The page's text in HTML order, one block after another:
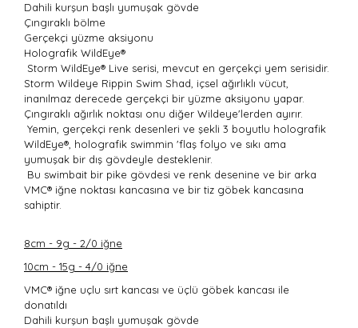
Dahili kurşun başlı yumuşak gövde
Çıngıraklı bölme
Gerçekçi yüzme aksiyonu
Holografik WildEye®
Storm WildEye® Live serisi, mevcut en gerçekçi yem serisidir.
Storm Wildeye Rippin Swim Shad, içsel ağırlıklı vücut,
inanılmaz derecede gerçekçi bir yüzme aksiyonu yapar.
Çıngıraklı ağırlık noktası onu diğer Wildeye'lerden ayırır.
Yemin, gerçekçi renk desenleri ve şekli 3 boyutlu holografik
WildEye®, holografik swimmin 'flaş folyo ve sıkı ama
yumuşak bir dış gövdeyle desteklenir.
Bu swimbait bir pike gövdesi ve renk desenine ve bir arka
VMC® iğne noktası kancasına ve bir tiz göbek kancasına
sahiptir.
8cm - 9g - 2/0 iğne
10cm - 15g - 4/0 iğne
VMC® iğne uçlu sırt kancası ve üçlü göbek kancası ile
donatıldı
Dahili kurşun başlı yumuşak gövde